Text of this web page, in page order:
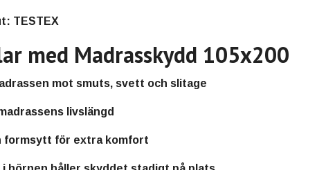
TESTEX
med Madrasskydd 105x200
mot smuts, svett och slitage
livslängd
formsytt för extra komfort